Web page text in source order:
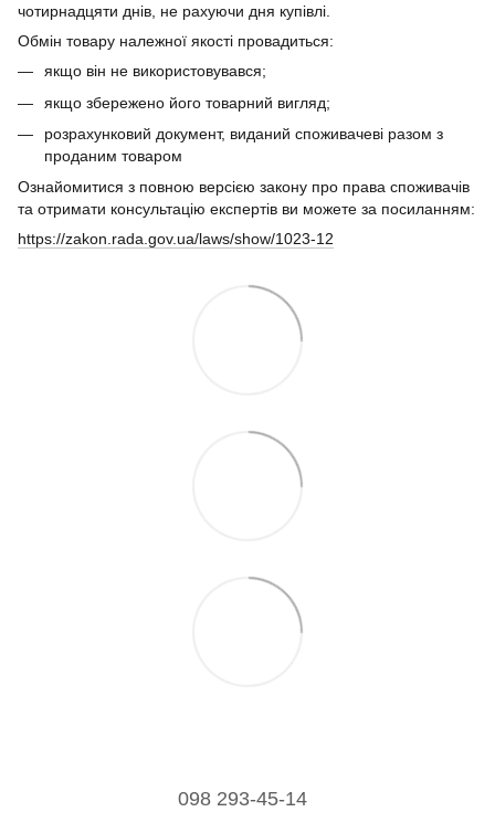
чотирнадцяти днів, не рахуючи дня купівлі.
Обмін товару належної якості провадиться:
якщо він не використовувався;
якщо збережено його товарний вигляд;
розрахунковий документ, виданий споживачеві разом з
проданим товаром
Ознайомитися з повною версією закону про права споживачів
та отримати консультацію експертів ви можете за посиланням:
https://zakon.rada.gov.ua/laws/show/1023-12
098 293-45-14